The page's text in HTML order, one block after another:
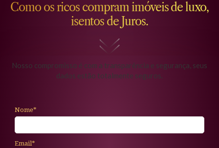
Como os ricos compram imóveis de luxo,
isentos de Juros.​
Nosso compromisso é com a transparência e segurança, seus
dados estão totalmente seguros.
Nome*
Email*